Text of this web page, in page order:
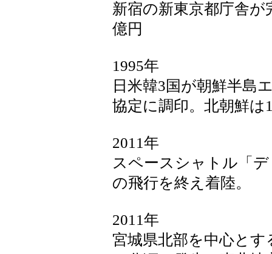
新宿の新東京都庁舎が
億円
1995年
日米韓3国が朝鮮半島
協定に調印。北朝鮮は
2011年
スペースシャトル「
の飛行を終え着陸。
2011年
宮城県北部を中心とす